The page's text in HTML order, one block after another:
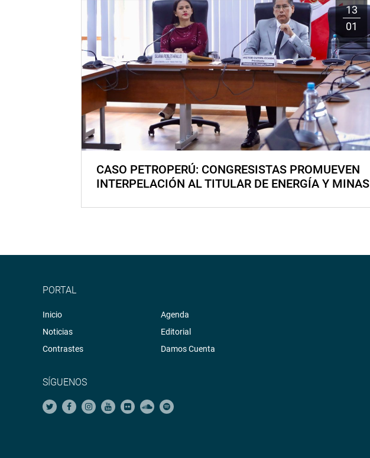
13
01
CASO PETROPERÚ: CONGRESISTAS PROMUEVEN
INTERPELACIÓN AL TITULAR DE ENERGÍA Y MINAS
PORTAL
Inicio
Noticias
Contrastes
Agenda
Editorial
Damos Cuenta
SÍGUENOS